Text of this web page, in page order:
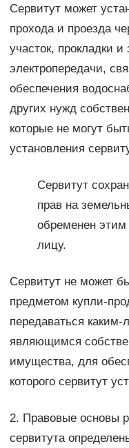
Сервитут может
прохода и проезда
участок, прокладки
электропередачи,
обеспечения
других нужд
которые не могут
установления
Сервитут
прав на
обременен этим
лицу.
Сервитут не может
предметом купли-
передаваться
являющимся
имущества, для
которого сервитут
2. Правовые основы
сервитута